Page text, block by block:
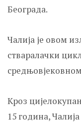
Београда.
Чалија је овом
стваралачки
Кроз
15 година,